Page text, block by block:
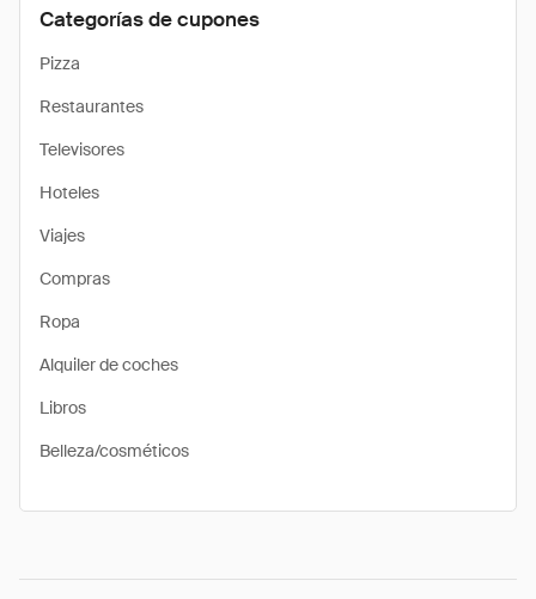
Categorías de cupones
Pizza
Restaurantes
Televisores
Hoteles
Viajes
Compras
Ropa
Alquiler de coches
Libros
Belleza/cosméticos